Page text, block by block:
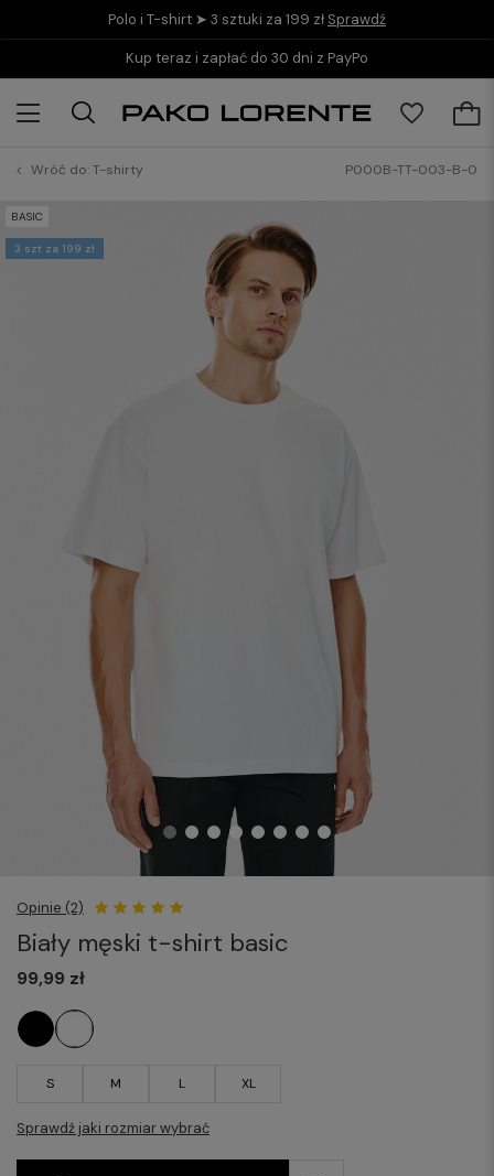
Polo i T-shirt ➤ 3 sztuki za 199 zł Sprawdź
Kup teraz i zapłać do 30 dni z PayPo
Wróć do:T-shirty P000B-TT-003-B-0
BASIC
3 szt za 199 zł
Opinie (2)
Biały męski t-shirt basic
S M L XL
Sprawdź jaki rozmiar wybrać
99,99 zł